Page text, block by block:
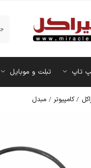
تاپ تبلت و موبایل
/کامپیوتر /مبدل